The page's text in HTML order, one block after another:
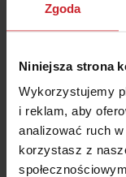
Zgoda
Niniejsza strona
Wykorzystujemy
i reklam, aby
analizować ruch
korzystasz z
Czytaj więcej ↓
Osoby
aktywnościach.
Czytaj więcej ↓